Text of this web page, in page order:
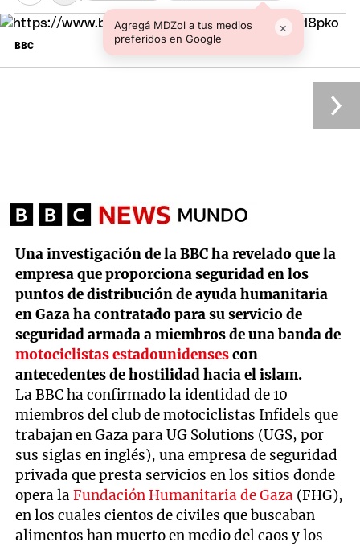
Agregá MDZol a tus medios
preferidos en Google
×
BBC
Una investigación de la BBC ha revelado que la
empresa que proporciona seguridad en los
puntos de distribución de ayuda humanitaria
en Gaza ha contratado para su servicio de
seguridad armada a miembros de una banda de
motociclistasestadounidensescon
antecedentes de hostilidad hacia el islam.
La BBC ha confirmado la identidad de 10
miembros del club de motociclistas Infidels que
trabajan en Gaza para UG Solutions (UGS, por
sus siglas en inglés), una empresa de seguridad
privada que presta servicios en los sitios donde
opera laFundación Humanitaria de Gaza (FHG),
en los cuales cientos de civiles que buscaban
alimentos han muerto en medio del caos y los